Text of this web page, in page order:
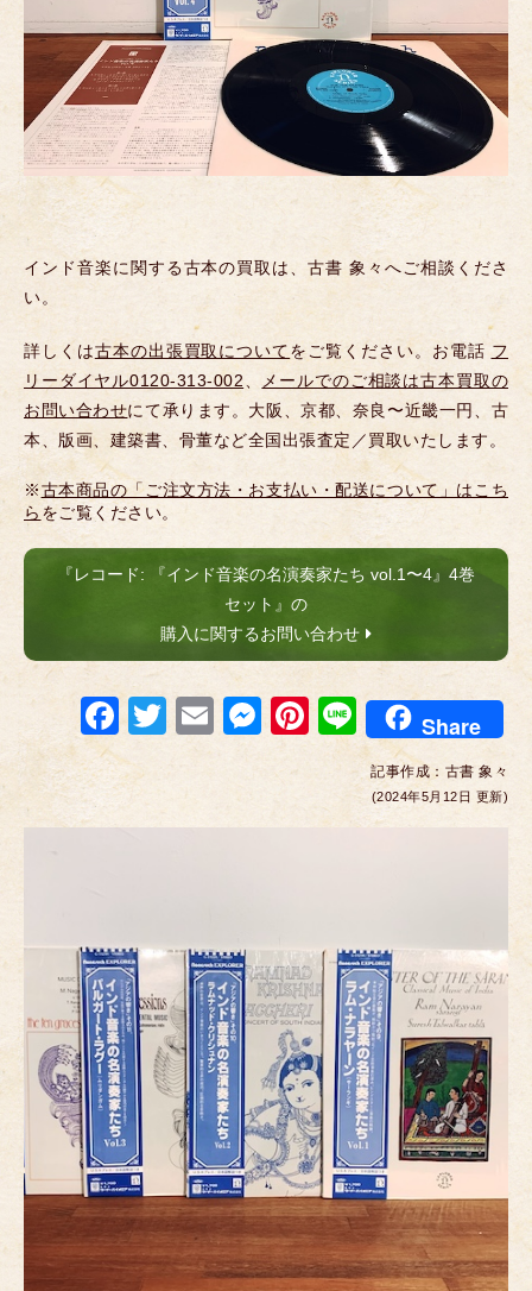
インド音楽に関する古本の買取は、古書 象々へご相談くださ
い。
詳しくは古本の出張買取についてをご覧ください。お電話 フ
リーダイヤル0120-313-002、
メールでのご相談は古本買取の
お問い合わせにて承ります。大阪、京都、奈良〜近畿一円、古
本、版画、建築書、骨董など全国出張査定／買取いたします。
※古本商品の「ご注文方法・お支払い・配送について」はこち
ら をご覧ください。
『レコード: 『インド音楽の名演奏家たち vol.1〜4』4巻
セット』の
購入に関するお問い合わせ
F
c
e
o
k
T
tt
er
E
m
ail
M Pi
nt
er
e
Li
n
e
Share
記事作成： 古書 象々
(2024年5月12日 更新)